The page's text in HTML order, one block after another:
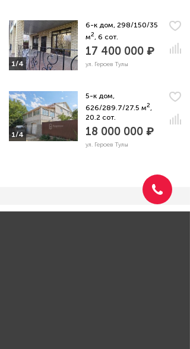
1/4
6-к дом, 298/150/35
м2, 6 сот.
17 400 000 ₽
ул. Героев Тулы
1/4
5-к дом,
626/289.7/27.5 м2,
20.2 сот.
18 000 000 ₽
ул. Героев Тулы